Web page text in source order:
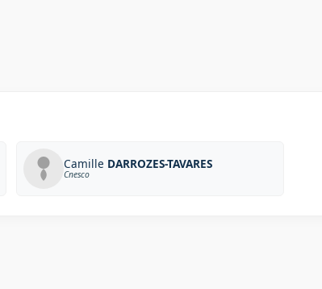
Camille DARROZES-TAVARES
Cnesco